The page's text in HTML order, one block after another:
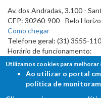
Av. dos Andradas, 3.100 -
CEP: 30260-900 - Belo
Como chegar
Telefone geral: (31) 3555-
Horário de funcionamento:
7h às 19h
Utilizamos cookies para melhorar
Ao utilizar o portal
política de